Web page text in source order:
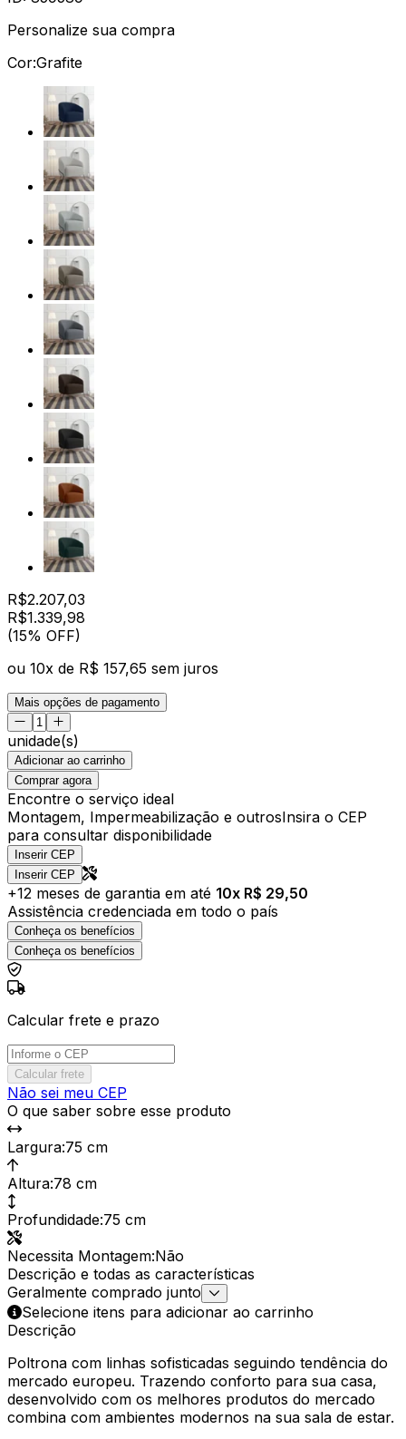
Personalize sua compra
Cor:Grafite
R$2.207,03
R$1.339,98
(15% OFF)
ou 10x de R$ 157,65 sem juros
Mais opções de pagamento
unidade(s)
Adicionar ao carrinho
Comprar agora
Encontre o serviço ideal
Montagem, Impermeabilização e outrosInsira o CEP
para consultar disponibilidade
Inserir CEP
Inserir CEP
+12 meses de garantia em até 10x R$ 29,50
Assistência credenciada em todo o país
Conheça os benefícios
Conheça os benefícios
Calcular frete e prazo
Calcular frete
Não sei meu CEP
O que saber sobre esse produto
Largura:75 cm
Altura:78 cm
Profundidade:75 cm
Necessita Montagem:Não
Descrição e todas as características
Geralmente comprado junto
Selecione itens para adicionar ao carrinho
Descrição
Poltrona com linhas sofisticadas seguindo tendência do
mercado europeu. Trazendo conforto para sua casa,
desenvolvido com os melhores produtos do mercado
combina com ambientes modernos na sua sala de estar.